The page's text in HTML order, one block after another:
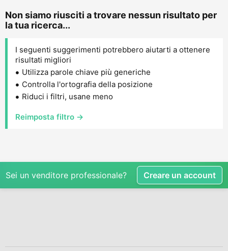
Non siamo riusciti a trovare nessun risultato per
la tua ricerca...
I seguenti suggerimenti potrebbero aiutarti a ottenere
risultati migliori
Utilizza parole chiave più generiche
Controlla l'ortografia della posizione
Riduci i filtri, usane meno
Reimposta filtro →
Sei un venditore professionale? Creare un account